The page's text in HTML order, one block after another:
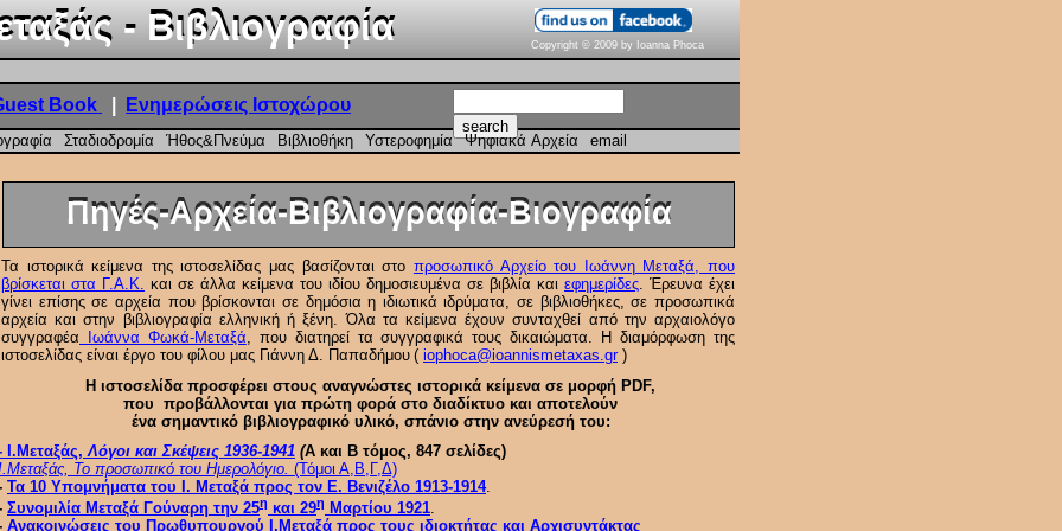
- Βιβλιογραφία
- Βιβλιογραφία
Τα ιστορικά κείμενα της ιστοσελίδας μας βασίζονται στο προσωπικό Αρχείο του Ιωάννη Μεταξά, που
βρίσκεται στα Γ.Α.Κ. και σε άλλα κείμενα του ιδίου δημοσιευμένα σε βιβλία και εφημερίδες. Έρευνα έχει
γίνει επίσης σε αρχεία που βρίσκονται σε δημόσια η ιδιωτικά ιδρύματα, σε βιβλιοθήκες, σε προσωπικά
αρχεία και στην βιβλιογραφία ελληνική ή ξένη. Όλα τα κείμενα έχουν συνταχθεί από την αρχαιολόγο
συγγραφέα Ιωάννα Φωκά-Μεταξά, που διατηρεί τα συγγραφικά τους δικαιώματα. Η διαμόρφωση της
ιστοσελίδας είναι έργο του φίλου μας Γιάννη Δ. Παπαδήμου ( iophoca@ioannismetaxas.gr)
Ι.Μεταξάς,Λόγοι και Σκέψεις 1936-1941 (Α και Β τόμος, 847 σελίδες)
Το προσωπικό του Ημερολόγιο. (Τόμοι Α,Β,Γ,Δ)
Τα 10 Υπομνήματα του Ι. Μεταξά προς τον Ε. Βενιζέλο 1913-1914.
Συνομιλία Μεταξά Γούναρη την 25η και 29η Μαρτίου 1921.
Ανακοινώσεις του Πρωθυπουργού Ι.Μεταξά προς τους ιδιοκτήτας και Αρχισυντάκτας
Πηγές-Αρχεία-Βιβλιογραφία-Βιογραφία
Πηγές-Αρχεία-Βιβλιογραφία-Βιογραφία
Η ιστοσελίδα προσφέρει στους αναγνώστες ιστορικά κείμενα σε μορφή PDF,
που προβάλλονται για πρώτη φορά στο διαδίκτυο και αποτελούν
ένα σημαντικό βιβλιογραφικό υλικό, σπάνιο στην ανεύρεσή του:
Book Ενημερώσεις Ιστοχώρου
Copyright © 2009 by Ioanna Phoca
Σταδιοδρομία Ήθος&Πνεύμα Βιβλιοθήκη Υστεροφημία Ψηφιακά Αρχεία email